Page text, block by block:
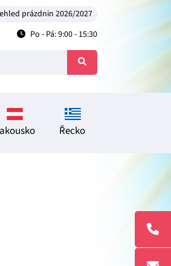
prázdnin 2026/2027
Po - Pá: 9:00 - 15:30
Řecko